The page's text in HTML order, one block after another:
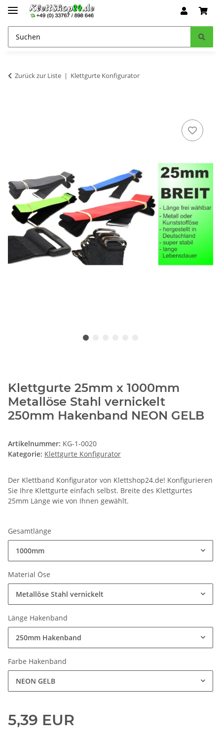
Zurück zur Liste Klettgurte Konfigurator
Klettgurte 25mm x 1000mm
Metallöse Stahl vernickelt
250mm Hakenband NEON GELB
Artikelnummer: KG-1-0020
Kategorie: Klettgurte Konfigurator
Der Klettband Konfigurator von Klettshop24.de! Konfigurieren
Sie Ihre Klettgurte einfach selbst. Breite des Klettgurtes
25mm Länge wie von Ihnen gewählt.
Gesamtlänge
1000mm
Material Öse
Metallöse Stahl vernickelt
Länge Hakenband
250mm Hakenband
Farbe Hakenband
NEON GELB
5,39 EUR